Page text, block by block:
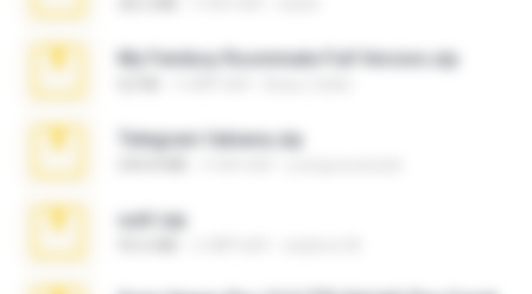
My Femboy Roommate Full Version.zip
Telegram fabiana.zip
ouh!.zip